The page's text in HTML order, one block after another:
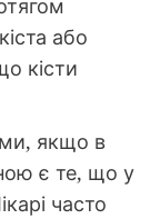
або
кісти
якщо в
є те, що у
часто